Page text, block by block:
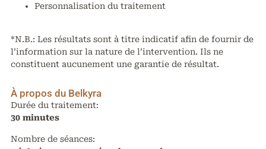
Personnalisation du traitement
*N.B.: Les résultats sont à titre indicatif afin de fournir de
l’information sur la nature de l’intervention. Ils ne
constituent aucunement une garantie de résultat.
À propos du Belkyra
Durée du traitement:
30 minutes
Nombre de séances: